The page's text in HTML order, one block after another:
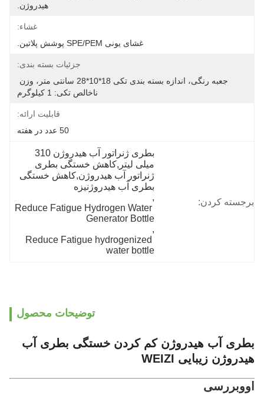
هیدروژن.
غشاء:
غشای یونی SPE/PEM پوشش پلاتین.
جزئیات بسته بندی:
جعبه رنگی، اندازه بسته بندی تکی 18*10*28 سانتی متر، وزن
ناخالص تکی: 1 کیلوگرم
قابلیت ارائه:
50 عدد در هفته
برجسته کردن:
بطری ژنراتور آب هیدروژن 310
میلی لیتر,کاهش خستگی بطری
ژنراتور آب هیدروژن,کاهش خستگی
بطری آب هیدروژنیزه
,
Reduce Fatigue Hydrogen Water
Generator Bottle
,
Reduce Fatigue hydrogenized
water bottle
توضیحات محصول
بطری آب هیدروژن کم کردن خستگی بطری آب
هیدروژن زیبایی WEIZI
اووبررسی